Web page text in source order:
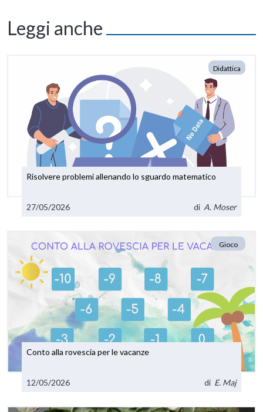
Leggi anche
Didattica
Risolvere problemi allenando lo sguardo matematico
27/05/2026 di A. Moser
Gioco
Conto alla rovescia per le vacanze
12/05/2026 di E. Maj